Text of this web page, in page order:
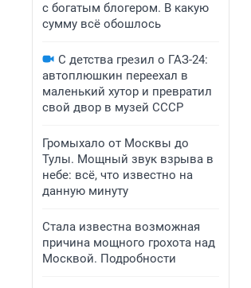
с богатым блогером. В какую
сумму всё обошлось
С детства грезил о ГАЗ-24:
автоплюшкин переехал в
маленький хутор и превратил
свой двор в музей СССР
Громыхало от Москвы до
Тулы. Мощный звук взрыва в
небе: всё, что известно на
данную минуту
Стала известна возможная
причина мощного грохота над
Москвой. Подробности